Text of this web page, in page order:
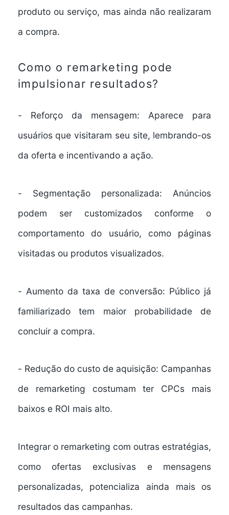
produto ou serviço, mas ainda não realizaram
a compra.
Como o remarketing pode
impulsionar resultados?
- Reforço da mensagem: Aparece para
usuários que visitaram seu site, lembrando-os
da oferta e incentivando a ação.
- Segmentação personalizada: Anúncios
podem ser customizados conforme o
comportamento do usuário, como páginas
visitadas ou produtos visualizados.
- Aumento da taxa de conversão: Público já
familiarizado tem maior probabilidade de
concluir a compra.
- Redução do custo de aquisição: Campanhas
de remarketing costumam ter CPCs mais
baixos e ROI mais alto.
Integrar o remarketing com outras estratégias,
como ofertas exclusivas e mensagens
personalizadas, potencializa ainda mais os
resultados das campanhas.